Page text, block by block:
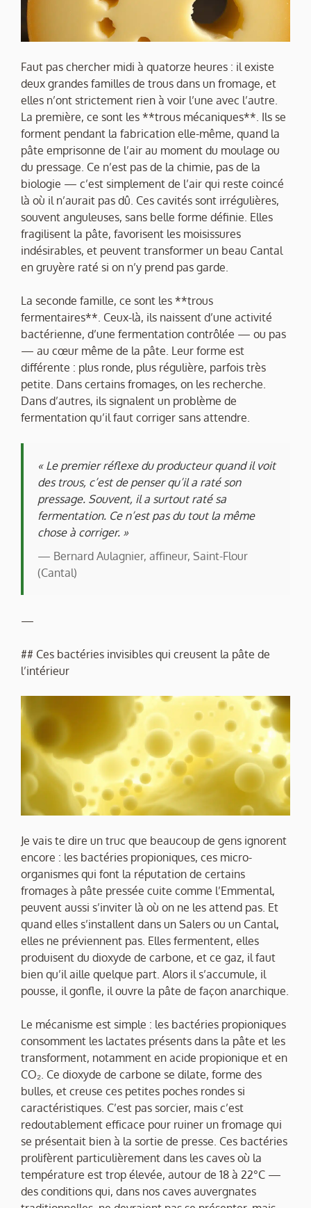
Faut pas chercher midi à quatorze heures : il existe
deux grandes familles de trous dans un fromage, et
elles n’ont strictement rien à voir l’une avec l’autre.
La première, ce sont les **trous mécaniques**. Ils se
forment pendant la fabrication elle-même, quand la
pâte emprisonne de l’air au moment du moulage ou
du pressage. Ce n’est pas de la chimie, pas de la
biologie — c’est simplement de l’air qui reste coincé
là où il n’aurait pas dû. Ces cavités sont irrégulières,
souvent anguleuses, sans belle forme définie. Elles
fragilisent la pâte, favorisent les moisissures
indésirables, et peuvent transformer un beau Cantal
en gruyère raté si on n’y prend pas garde.
La seconde famille, ce sont les **trous
fermentaires**. Ceux-là, ils naissent d’une activité
bactérienne, d’une fermentation contrôlée — ou pas
— au cœur même de la pâte. Leur forme est
différente : plus ronde, plus régulière, parfois très
petite. Dans certains fromages, on les recherche.
Dans d’autres, ils signalent un problème de
fermentation qu’il faut corriger sans attendre.
« Le premier réflexe du producteur quand il voit
des trous, c’est de penser qu’il a raté son
pressage. Souvent, il a surtout raté sa
fermentation. Ce n’est pas du tout la même
chose à corriger. »
— Bernard Aulagnier, affineur, Saint-Flour
(Cantal)
—
## Ces bactéries invisibles qui creusent la pâte de
l’intérieur
Je vais te dire un truc que beaucoup de gens ignorent
encore : les bactéries propioniques, ces micro-
organismes qui font la réputation de certains
fromages à pâte pressée cuite comme l’Emmental,
peuvent aussi s’inviter là où on ne les attend pas. Et
quand elles s’installent dans un Salers ou un Cantal,
elles ne préviennent pas. Elles fermentent, elles
produisent du dioxyde de carbone, et ce gaz, il faut
bien qu’il aille quelque part. Alors il s’accumule, il
pousse, il gonfle, il ouvre la pâte de façon anarchique.
Le mécanisme est simple : les bactéries propioniques
consomment les lactates présents dans la pâte et les
transforment, notamment en acide propionique et en
CO₂. Ce dioxyde de carbone se dilate, forme des
bulles, et creuse ces petites poches rondes si
caractéristiques. C’est pas sorcier, mais c’est
redoutablement efficace pour ruiner un fromage qui
se présentait bien à la sortie de presse. Ces bactéries
prolifèrent particulièrement dans les caves où la
température est trop élevée, autour de 18 à 22°C —
des conditions qui, dans nos caves auvergnates